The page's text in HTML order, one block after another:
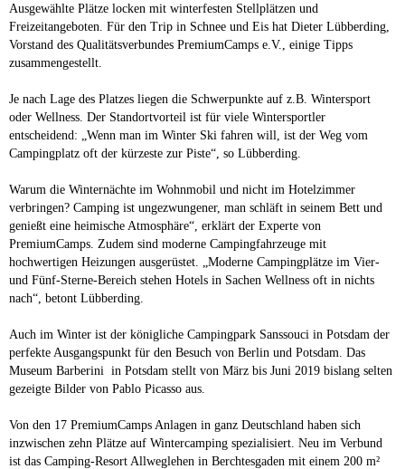
Ausgewählte Plätze locken mit winterfesten Stellplätzen und
Freizeitangeboten. Für den Trip in Schnee und Eis hat Dieter Lübberding,
Vorstand des Qualitätsverbundes PremiumCamps e.V., einige Tipps
zusammengestellt.
Je nach Lage des Platzes liegen die Schwerpunkte auf z.B. Wintersport
oder Wellness. Der Standortvorteil ist für viele Wintersportler
entscheidend: „Wenn man im Winter Ski fahren will, ist der Weg vom
Campingplatz oft der kürzeste zur Piste“, so Lübberding.
Warum die Winternächte im Wohnmobil und nicht im Hotelzimmer
verbringen? Camping ist ungezwungener, man schläft in seinem Bett und
genießt eine heimische Atmosphäre“, erklärt der Experte von
PremiumCamps. Zudem sind moderne Campingfahrzeuge mit
hochwertigen Heizungen ausgerüstet. „Moderne Campingplätze im Vier-
und Fünf-Sterne-Bereich stehen Hotels in Sachen Wellness oft in nichts
nach“, betont Lübberding.
Auch im Winter ist der königliche Campingpark Sanssouci in Potsdam der
perfekte Ausgangspunkt für den Besuch von Berlin und Potsdam. Das
Museum Barberini in Potsdam stellt von März bis Juni 2019 bislang selten
gezeigte Bilder von Pablo Picasso aus.
Von den 17 PremiumCamps Anlagen in ganz Deutschland haben sich
inzwischen zehn Plätze auf Wintercamping spezialisiert. Neu im Verbund
ist das Camping-Resort Allweglehen in Berchtesgaden mit einem 200 m²